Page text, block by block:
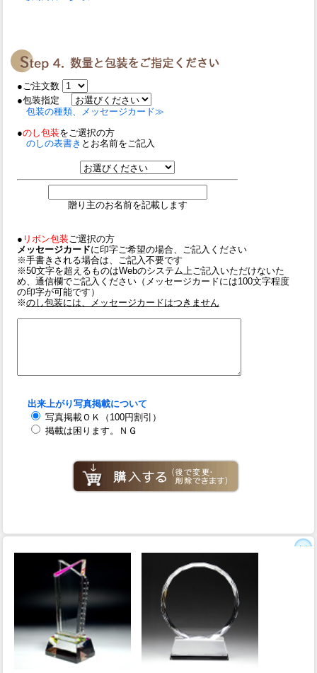
●ご注文数
●包装指定
包装の種類、メッセージカード≫
●のし包装をご選択の方
のしの表書き とお名前をご記入
贈り主のお名前を記載します
● リボン包装ご選択の方
メッセージカードに印字ご希望の場合、ご記入ください
※手書きされる場合は、ご記入不要です
※50文字を超えるものはWebのシステム上ご記入いただけないた
め、通信欄でご記入ください（メッセージカードには100文字程度
の印字が可能です）
※のし包装には、メッセージカードはつきません
出来上がり写真掲載について
写真掲載ＯＫ（100円割引）
掲載は困ります。ＮＧ